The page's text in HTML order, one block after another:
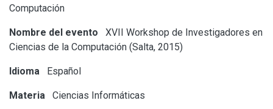
Computación
Nombre del evento
XVII Workshop de Investigadores en
Ciencias de la Computación (Salta, 2015)
Idioma Español
Materia Ciencias Informáticas